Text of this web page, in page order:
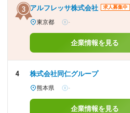
アルフレッサ株式会社 求人募集中
東京都 -
企業情報を見る
4 株式会社同仁グループ
熊本県 -
企業情報を見る